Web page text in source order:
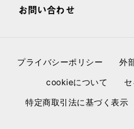
お問い合わせ
プライバシーポリシー 外
cookieについて
特定商取引法に基づく表示